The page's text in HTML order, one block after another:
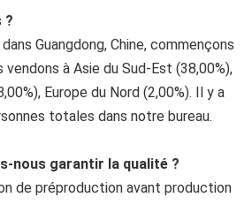
?
Guangdong, Chine, commençons
vendons à Asie du Sud-Est (38,00%),
Europe du Nord (2,00%). Il y a
totales dans notre bureau.
nous garantir la qualité ?
de préproduction avant production